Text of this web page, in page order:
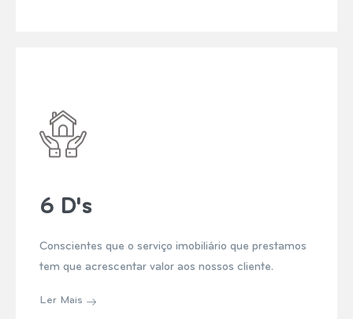
6 D's
Conscientes que o serviço imobiliário que prestamos
tem que acrescentar valor aos nossos cliente.
Ler Mais